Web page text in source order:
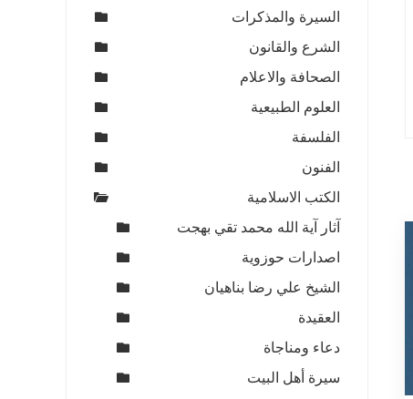
السيرة والمذكرات
الشرع والقانون
الصحافة والاعلام
العلوم الطبيعية
الفلسفة
الفنون
الكتب الاسلامية
آثار آية الله محمد تقي بهجت
اصدارات حوزوية
الشيخ علي رضا بناهيان
العقيدة
دعاء ومناجاة
سيرة أهل البيت